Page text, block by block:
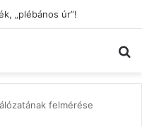
„plébános úr”!
felmérése